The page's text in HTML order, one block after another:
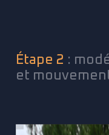
Étape 2 :
et